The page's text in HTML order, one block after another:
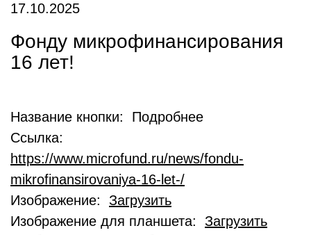
17.10.2025
Фонду микрофинансирования
16 лет!
Название кнопки: Подробнее
Ссылка:
https://www.microfund.ru/news/fondu-
mikrofinansirovaniya-16-let-/
Изображение: Загрузить
Изображение для планшета: Загрузить